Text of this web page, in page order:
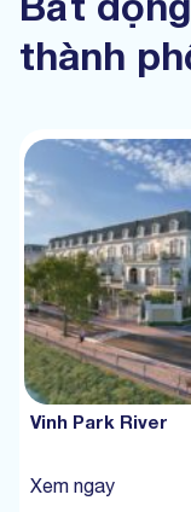
thành
Vinh Park River
Xem ngay